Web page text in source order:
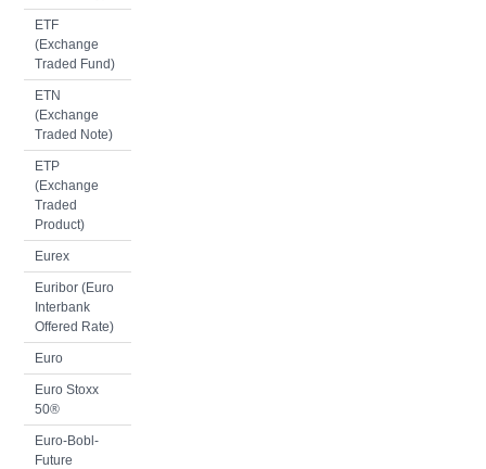
ETF
(Exchange
Traded Fund)
ETN
(Exchange
Traded Note)
ETP
(Exchange
Traded
Product)
Eurex
Euribor (Euro
Interbank
Offered Rate)
Euro
Euro Stoxx
50®
Euro-Bobl-
Future